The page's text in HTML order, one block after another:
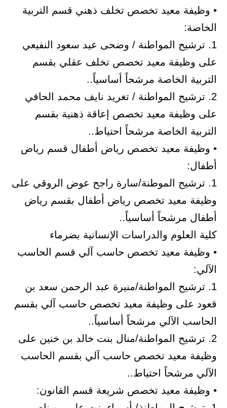
• وظيفة معيد تخصص تخلف ذهني قسم التربية
الخاصة:
1. ترشيح المواطنة / وضحى عيد سعود النفيعي
على وظيفة معيد تخصص تخلف عقلي بقسم
التربية الخاصة مرشحاً أساسياً..
2. ترشيح المواطنة / تغريد نايف محمد الحافي
على وظيفة معيد تخصص إعاقة ذهنية بقسم
التربية الخاصة مرشحاً احتياط..
• وظيفة معيد تخصص رياض أطفال قسم رياض
أطفال:
1. ترشيح الموطنة/سارة راجح عوض الروقي على
وظيفة معيد تخصص رياض أطفال بقسم رياض
أطفال مرشحاً أساسياً..
كلية العلوم والدراسات الإنسانية بضرماء
• وظيفة معيد تخصص حاسب آلي قسم الحاسب
الآلي:
1. ترشيح المواطنة/منيرة عبد الرحمن سعد بن
قعود على وظيفة معيد تخصص حاسب آلي بقسم
الحاسب الآلي مرشحاً أساسياً..
2. ترشيح المواطنة/منال بنت خالد بن خنين على
وظيفة معيد تخصص حاسب آلي بقسم الحاسب
الآلي مرشحاً احتياط..
• وظيفة معيد تخصص شريعة قسم القانون: